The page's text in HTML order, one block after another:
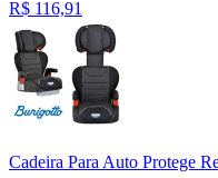
R$ 116,91
Cadeira Para Auto Protege